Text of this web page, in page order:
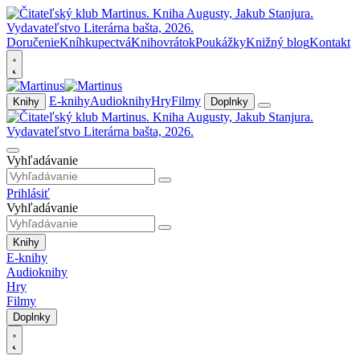
DoručenieKníhkupectváKnihovrátokPoukážkyKnižný blogKontakt
Knihy E-knihyAudioknihyHryFilmy Doplnky
Vyhľadávanie
Prihlásiť
Vyhľadávanie
Knihy
E-knihy
Audioknihy
Hry
Filmy
Doplnky